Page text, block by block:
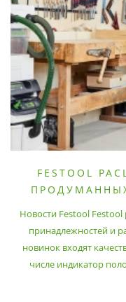
FESTOOL
Новости Festool
принадлежностей и
новинок входят
числе индикатор